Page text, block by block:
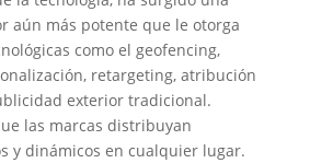
aún más potente que le otorga
como el geofencing,
retargeting, atribución
exterior tradicional.
las marcas distribuyan
y dinámicos en cualquier lugar.